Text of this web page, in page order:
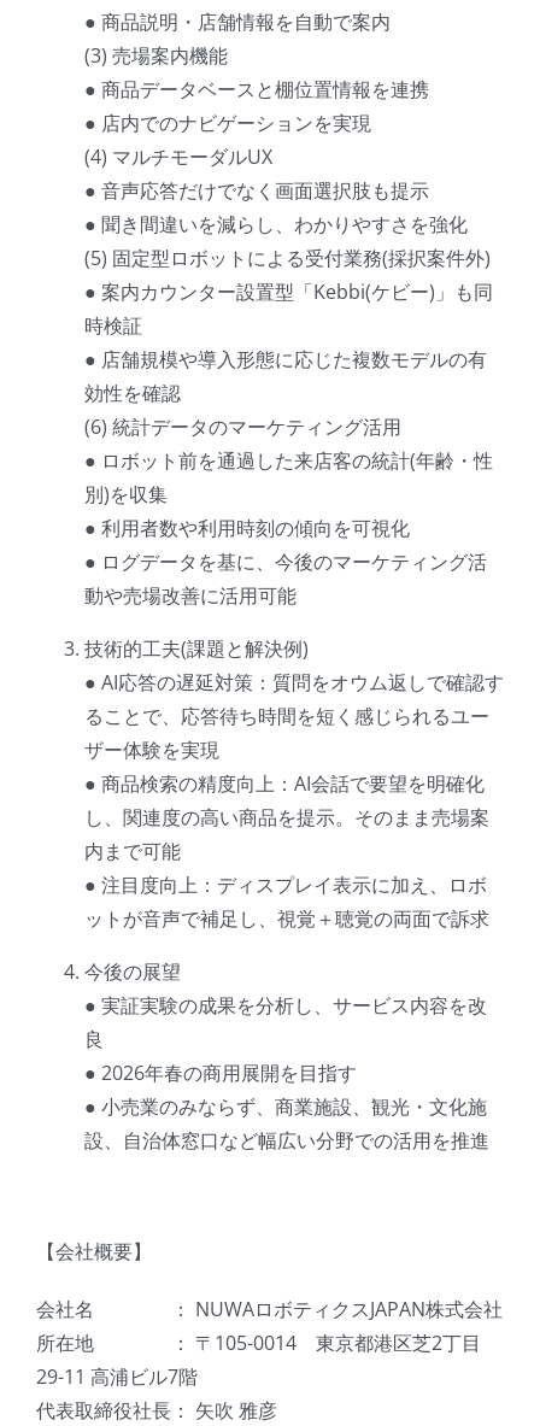
● 商品説明・店舗情報を自動で案内
(3) 売場案内機能
● 商品データベースと棚位置情報を連携
● 店内でのナビゲーションを実現
(4) マルチモーダルUX
● 音声応答だけでなく画面選択肢も提示
● 聞き間違いを減らし、わかりやすさを強化
(5) 固定型ロボットによる受付業務(採択案件外)
● 案内カウンター設置型「Kebbi(ケビー)」も同
時検証
● 店舗規模や導入形態に応じた複数モデルの有
効性を確認
(6) 統計データのマーケティング活用
● ロボット前を通過した来店客の統計(年齢・性
別)を収集
● 利用者数や利用時刻の傾向を可視化
● ログデータを基に、今後のマーケティング活
動や売場改善に活用可能
技術的工夫(課題と解決例)
● AI応答の遅延対策：質問をオウム返しで確認す
ることで、応答待ち時間を短く感じられるユー
ザー体験を実現
● 商品検索の精度向上：AI会話で要望を明確化
し、関連度の高い商品を提示。そのまま売場案
内まで可能
● 注目度向上：ディスプレイ表示に加え、ロボ
ットが音声で補足し、視覚＋聴覚の両面で訴求
今後の展望
● 実証実験の成果を分析し、サービス内容を改
良
● 2026年春の商用展開を目指す
● 小売業のみならず、商業施設、観光・文化施
設、自治体窓口など幅広い分野での活用を推進
【会社概要】
会社名 ： NUWAロボティクスJAPAN株式会社
所在地 ： 〒105-0014 東京都港区芝2丁目
29-11 高浦ビル7階
代表取締役社長： 矢吹 雅彦